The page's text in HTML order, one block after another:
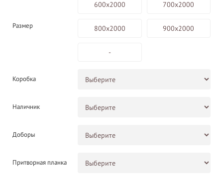
Размер
600х2000 700х2000
800х2000 900х2000
-
Коробка
Наличник
Доборы
Притворная планка